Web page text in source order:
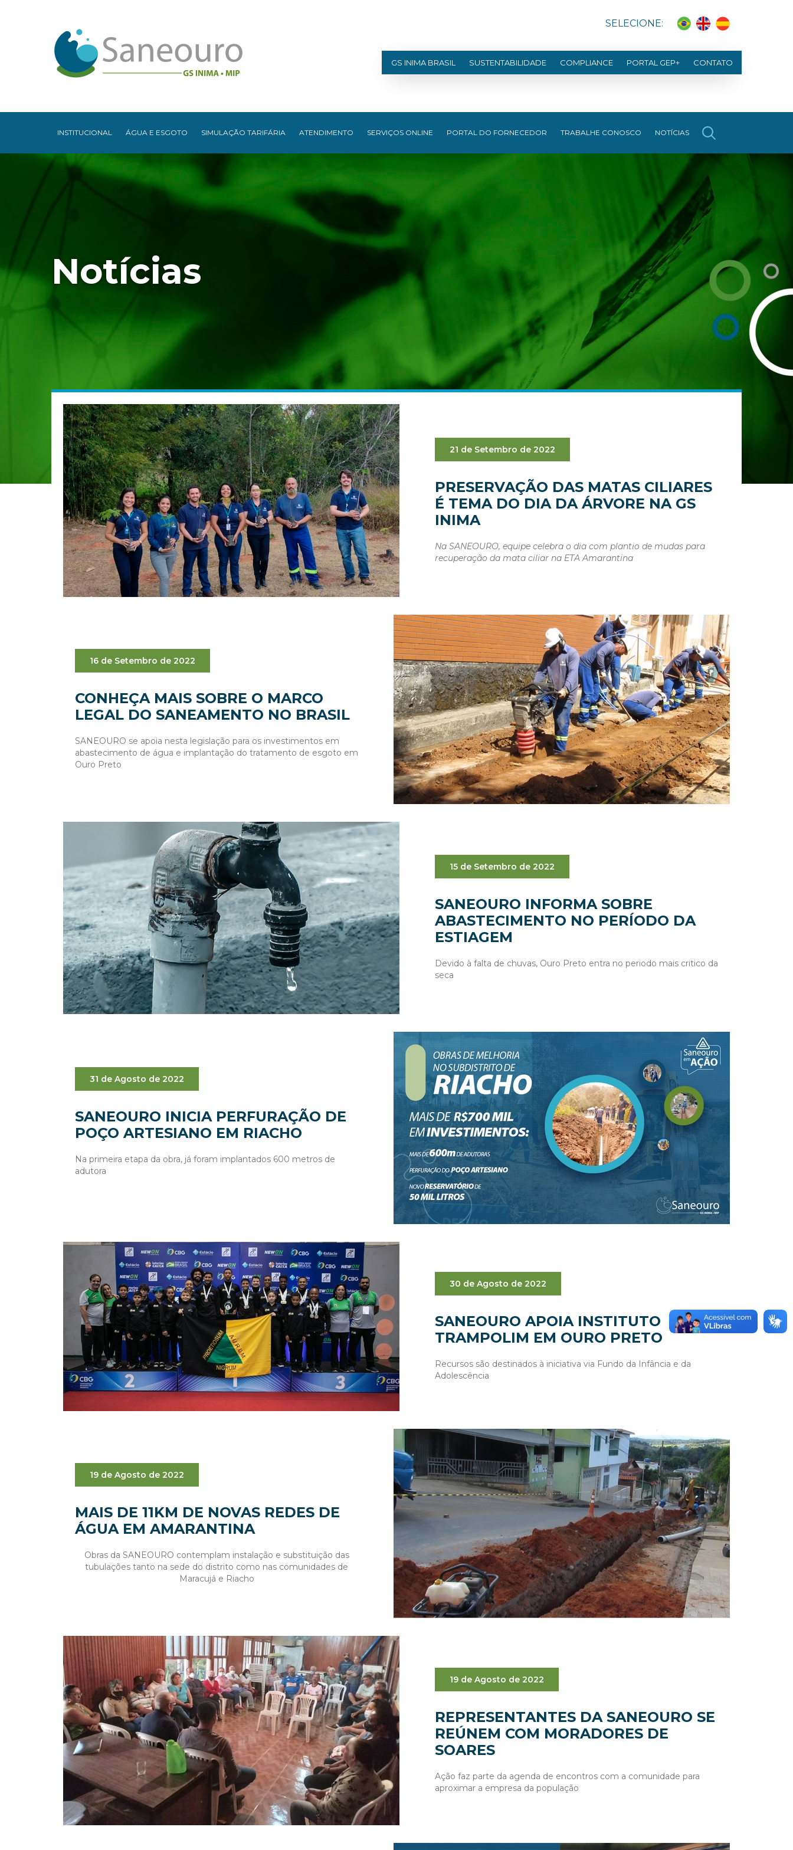
SELECIONE:
GS INIMA BRASIL SUSTENTABILIDADE COMPLIANCE PORTAL GEP+ CONTATO
INSTITUCIONAL ÁGUA E ESGOTO SIMULAÇÃO TARIFÁRIA ATENDIMENTO SERVIÇOS ONLINE PORTAL DO FORNECEDOR TRABALHE CONOSCO NOTÍCIAS
Notícias
21 de Setembro de 2022
PRESERVAÇÃO DAS MATAS CILIARES
É TEMA DO DIA DA ÁRVORE NA GS
INIMA
Na SANEOURO, equipe celebra o dia com plantio de mudas para
recuperação da mata ciliar na ETA Amarantina
16 de Setembro de 2022
CONHEÇA MAIS SOBRE O MARCO
LEGAL DO SANEAMENTO NO BRASIL
SANEOURO se apoia nesta legislação para os investimentos em
abastecimento de água e implantação do tratamento de esgoto em
Ouro Preto
15 de Setembro de 2022
SANEOURO INFORMA SOBRE
ABASTECIMENTO NO PERÍODO DA
ESTIAGEM
Devido à falta de chuvas, Ouro Preto entra no periodo mais critico da
seca
31 de Agosto de 2022
SANEOURO INICIA PERFURAÇÃO DE
POÇO ARTESIANO EM RIACHO
Na primeira etapa da obra, já foram implantados 600 metros de
adutora
30 de Agosto de 2022
SANEOURO APOIA INSTITUTO
TRAMPOLIM EM OURO PRETO
Recursos são destinados à iniciativa via Fundo da Infância e da
Adolescência
19 de Agosto de 2022
MAIS DE 11KM DE NOVAS REDES DE
ÁGUA EM AMARANTINA
Obras da SANEOURO contemplam instalação e substituição das
tubulações tanto na sede do distrito como nas comunidades de
Maracujá e Riacho
19 de Agosto de 2022
REPRESENTANTES DA SANEOURO SE
REÚNEM COM MORADORES DE
SOARES
Ação faz parte da agenda de encontros com a comunidade para
aproximar a empresa da população